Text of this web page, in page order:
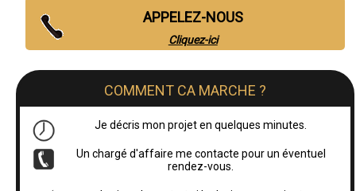
APPELEZ-NOUS
Cliquez-ici
COMMENT CA MARCHE ?
Je décris mon projet en quelques minutes.
Un chargé d'affaire me contacte pour un éventuel
rendez-vous.